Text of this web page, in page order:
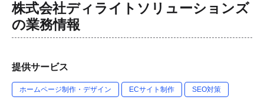
株式会社ディライトソリューションズ
の業務情報
提供サービス
ホームページ制作・デザイン ECサイト制作 SEO対策